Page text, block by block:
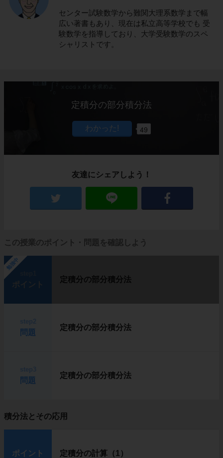
センター試験数学から難関大理系数学まで幅
広い著書もあり、現在は私立高等学校でも 受
験数学を指導しており、大学受験数学のスペ
シャリストです。
定積分の部分積分法
49
友達にシェアしよう！
この授業のポイント・問題を確認しよう
勉強中
定積分の部分積分法
問題
定積分の部分積分法
問題
定積分の部分積分法
積分法とその応用
ポイント 定積分の計算（1）